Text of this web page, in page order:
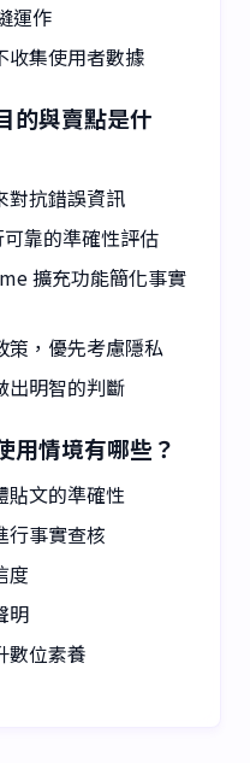
運作
收集使用者數據
的與賣點是什
對抗錯誤資訊
靠的準確性評估
擴充功能簡化事實
策，優先考慮隱私
出明智的判斷
情境有哪些？
貼文的準確性
行事實查核
度
明
數位素養